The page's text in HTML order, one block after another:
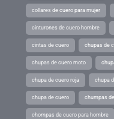
collares de cuero para mujer
cinturones de cuero hombre
cintas de cuero chupas de
chupas de cuero moto
chupa de cuero roja chupa
chupa de cuero chumpas
chompas de cuero para hombre